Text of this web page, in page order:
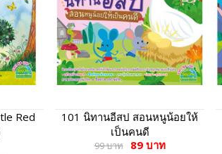
Red
101 นิทานอีสป สอนหนูน้อยให้
เป็นคนดี
99 บาท 89 บาท